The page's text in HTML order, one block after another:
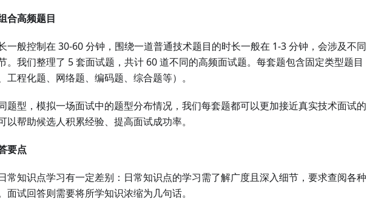
合高频题目
一般控制在 30-60 分钟，围绕一道普通技术题目的时长一般在 1-3 分钟，会涉及不同
。我们整理了 5 套面试题，共计 60 道不同的高频面试题。每套题包含固定类型题目
工程化题、网络题、编码题、综合题等）。
题型，模拟一场面试中的题型分布情况，我们每套题都可以更加接近真实技术面试的
以帮助候选人积累经验、提高面试成功率。
要点
常知识点学习有一定差别：日常知识点的学习需了解广度且深入细节，要求查阅各种
面试回答则需要将所学知识浓缩为几句话。